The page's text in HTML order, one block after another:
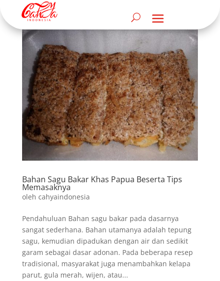
Bahan Sagu Bakar Khas Papua Beserta Tips
Memasaknya
oleh cahyaindonesia
Pendahuluan Bahan sagu bakar pada dasarnya
sangat sederhana. Bahan utamanya adalah tepung
sagu, kemudian dipadukan dengan air dan sedikit
garam sebagai dasar adonan. Pada beberapa resep
tradisional, masyarakat juga menambahkan kelapa
parut, gula merah, wijen, atau...